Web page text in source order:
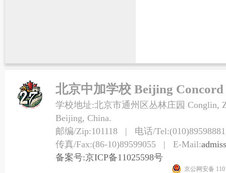
北京中加学校 Beijing Concord
学校地址:北京市通州区丛林庄园 Conglin,
Beijing, China.
邮编/Zip:101118 | 电话/
传真/Fax:(86-10)89599055 | E-Mail:
备案号:京ICP备11025598号
京公网安备